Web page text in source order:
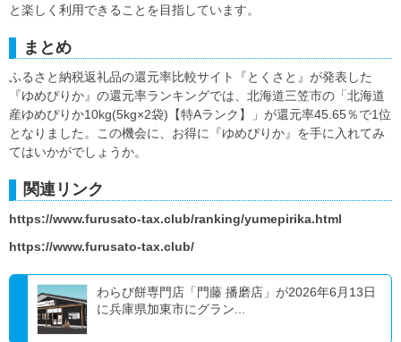
と楽しく利用できることを目指しています。
まとめ
ふるさと納税返礼品の還元率比較サイト『とくさと』が発表した
『ゆめぴりか』の還元率ランキングでは、北海道三笠市の「北海道
産ゆめぴりか10kg(5kg×2袋)【特Aランク】」が還元率45.65％で1位
となりました。この機会に、お得に『ゆめぴりか』を手に入れてみ
てはいかがでしょうか。
関連リンク
https://www.furusato-tax.club/ranking/yumepirika.html
https://www.furusato-tax.club/
わらび餅専門店「門藤 播磨店」が2026年6月13日
に兵庫県加東市にグラン...